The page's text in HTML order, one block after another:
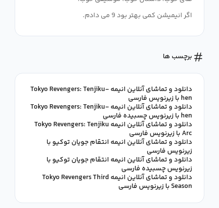
اگر انیمیشن کمی بهتر بود 9 می دادم.
برچسب ها
دانلود و تماشای آنلاین انیمه Tokyo Revengers: Tenjiku-
hen با زیرنویس فارسی
دانلود و تماشای آنلاین انیمه Tokyo Revengers: Tenjiku-
hen با زیرنویس چسبیده فارسی
دانلود و تماشای آنلاین انیمه Tokyo Revengers: Tenjiku
Arc با زیرنویس فارسی
دانلود و تماشای آنلاین انیمه انتقام جویان توکیو با
زیرنویس فارسی
دانلود و تماشای آنلاین انیمه انتقام جویان توکیو با
زیرنویس چسبیده فارسی
دانلود و تماشای آنلاین انیمه Tokyo Revengers Third
Season با زیرنویس فارسی